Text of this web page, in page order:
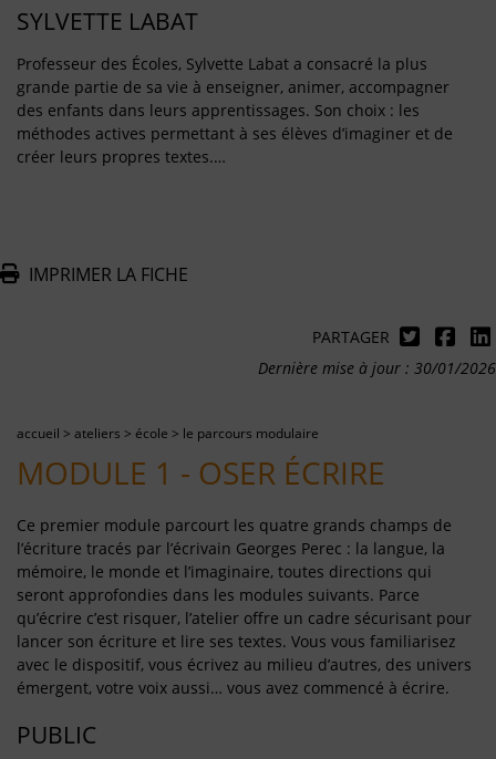
SYLVETTE LABAT
Professeur des Écoles, Sylvette Labat a consacré la plus
grande partie de sa vie à enseigner, animer, accompagner
des enfants dans leurs apprentissages. Son choix : les
méthodes actives permettant à ses élèves d’imaginer et de
créer leurs propres textes.…
IMPRIMER LA FICHE
PARTAGER
Dernière mise à jour : 30/01/2026
accueil > ateliers > école > le parcours modulaire
MODULE 1 - OSER ÉCRIRE
Ce premier module parcourt les quatre grands champs de
l’écriture tracés par l’écrivain Georges Perec : la langue, la
mémoire, le monde et l’imaginaire, toutes directions qui
seront approfondies dans les modules suivants. Parce
qu’écrire c’est risquer, l’atelier offre un cadre sécurisant pour
lancer son écriture et lire ses textes. Vous vous familiarisez
avec le dispositif, vous écrivez au milieu d’autres, des univers
émergent, votre voix aussi… vous avez commencé à écrire.
PUBLIC